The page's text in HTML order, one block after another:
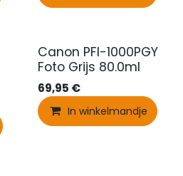
Canon PFI-1000PGY
Foto Grijs 80.0ml
69,95 €
In winkelmandje